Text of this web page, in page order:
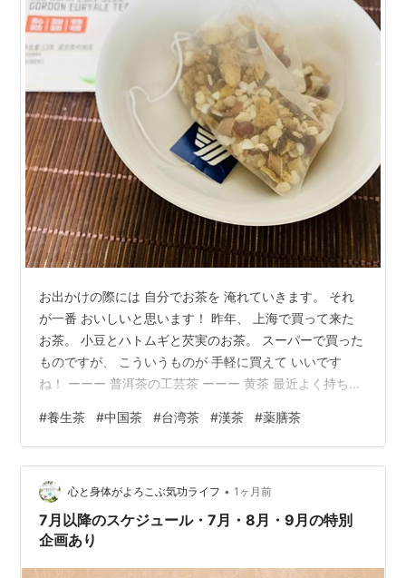
お出かけの際には 自分でお茶を 淹れていきます。 それ
が一番 おいしいと思います！ 昨年、 上海で買って来た
お茶。 小豆とハトムギと芡実のお茶。 スーパーで買った
ものですが、 こういうものが 手軽に買えて いいです
ね！ ーーー 普洱茶の工芸茶 ーーー 黄茶 最近よく持ち歩
作ります！ 記録を兼ねてのご紹介でした。 ランキング参
加中健康 ランキング参加中ライフスタイル
#養生茶 #中国茶 #台湾茶 #漢茶 #薬膳茶
心と身体がよろこぶ気功ライフ • 1ヶ月前
7月以降のスケジュール・7月・8月・9月の特別
企画あり